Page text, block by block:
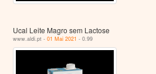
Ucal Leite Magro sem Lactose
www.aldi.pt -01 Mai 2021 - 0.99